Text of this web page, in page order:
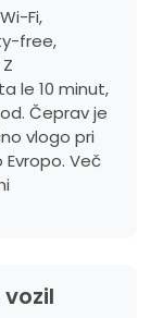
Fi,
free,
le 10 minut,
Čeprav je
vlogo pri
Več